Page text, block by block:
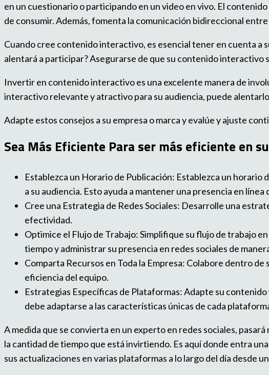
en un cuestionario o participando en un video en vivo. El
de consumir. Además, fomenta la comunicación bidireccional entre
Cuando cree contenido interactivo, es esencial tener en cuenta a
alentará a participar? Asegurarse de que su contenido interactivo
Invertir en contenido interactivo es una excelente manera de
interactivo relevante y atractivo para su audiencia, puede
Adapte estos consejos a su empresa o marca y evalúe y ajuste
Sea Más Eficiente Para ser más eficiente en
Establezca un Horario de Publicación: Establezca un
a su audiencia. Esto ayuda a mantener una presencia en línea
Cree una Estrategia de Redes Sociales: Desarrolle una
efectividad.
Optimice el Flujo de Trabajo: Simplifique su flujo de trabajo
tiempo y administrar su presencia en redes sociales de
Comparta Recursos en Toda la Empresa: Colabore dentro
eficiencia del equipo.
Estrategias Específicas de Plataformas: Adapte su
debe adaptarse a las características únicas de cada
A medida que se convierta en un experto en redes sociales,
la cantidad de tiempo que está invirtiendo. Es aquí donde entra
sus actualizaciones en varias plataformas a lo largo del día desde